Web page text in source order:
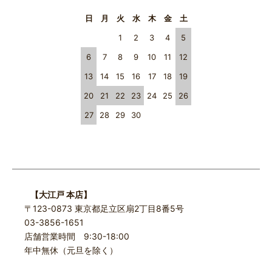
日 月 火 水 木 金
土
1
2 3 4
5
6
7 8 9 10 11
12
13
14 15 16 17 18
19
20
21 22 23 24 25
26
27
28 29 30
【大江戸 本店】
〒123-0873 東京都足立区扇2丁目8番5号
03-3856-1651
店舗営業時間 9:30-18:00
年中無休（元旦を除く）